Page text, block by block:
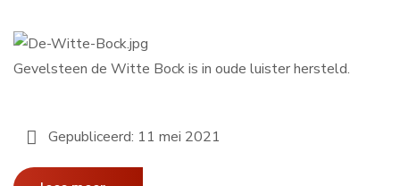
Gevelsteen de Witte Bock is in oude luister hersteld.
Gepubliceerd: 11 mei 2021